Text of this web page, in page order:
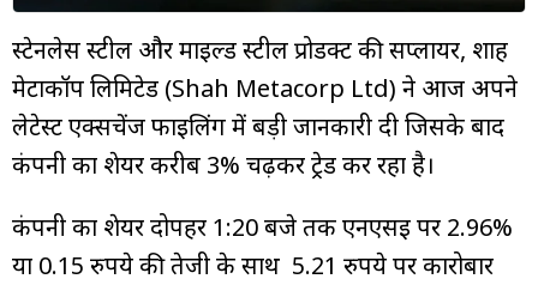
स्टेनलेस स्टील और माइल्ड स्टील प्रोडक्ट की सप्लायर, शाह
मेटाकॉर्प लिमिटेड (Shah Metacorp Ltd) ने आज अपने
लेटेस्ट एक्सचेंज फाइलिंग में बड़ी जानकारी दी जिसके बाद
कंपनी का शेयर करीब 3% चढ़कर ट्रेड कर रहा है।
कंपनी का शेयर दोपहर 1:20 बजे तक एनएसई पर 2.96%
या 0.15 रुपये की तेजी के साथ 5.21 रुपये पर कारोबार